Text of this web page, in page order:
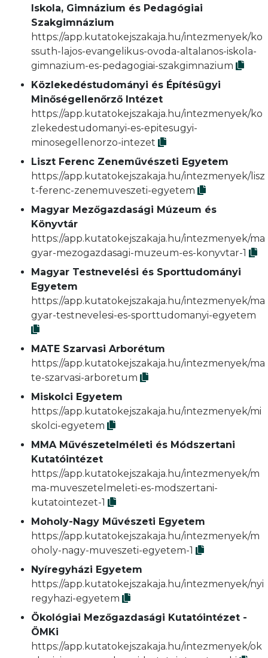
Iskola, Gimnázium és Pedagógiai
Szakgimnázium
https://app.kutatokejszakaja.hu/intezmenyek/ko
ssuth-lajos-evangelikus-ovoda-altalanos-iskola-
gimnazium-es-pedagogiai-szakgimnazium
Közlekedéstudományi és Építésügyi
Minőségellenőrző Intézet
https://app.kutatokejszakaja.hu/intezmenyek/ko
zlekedestudomanyi-es-epitesugyi-
minosegellenorzo-intezet
Liszt Ferenc Zeneművészeti Egyetem
https://app.kutatokejszakaja.hu/intezmenyek/lisz
t-ferenc-zenemuveszeti-egyetem
Magyar Mezőgazdasági Múzeum és
Könyvtár
https://app.kutatokejszakaja.hu/intezmenyek/ma
gyar-mezogazdasagi-muzeum-es-konyvtar-1
Magyar Testnevelési és Sporttudományi
Egyetem
https://app.kutatokejszakaja.hu/intezmenyek/ma
gyar-testnevelesi-es-sporttudomanyi-egyetem
MATE Szarvasi Arborétum
https://app.kutatokejszakaja.hu/intezmenyek/ma
te-szarvasi-arboretum
Miskolci Egyetem
https://app.kutatokejszakaja.hu/intezmenyek/mi
skolci-egyetem
MMA Művészetelméleti és Módszertani
Kutatóintézet
https://app.kutatokejszakaja.hu/intezmenyek/m
ma-muveszetelmeleti-es-modszertani-
kutatointezet-1
Moholy-Nagy Művészeti Egyetem
https://app.kutatokejszakaja.hu/intezmenyek/m
oholy-nagy-muveszeti-egyetem-1
Nyíregyházi Egyetem
https://app.kutatokejszakaja.hu/intezmenyek/nyi
regyhazi-egyetem
Ökológiai Mezőgazdasági Kutatóintézet -
ÖMKi
https://app.kutatokejszakaja.hu/intezmenyek/ok